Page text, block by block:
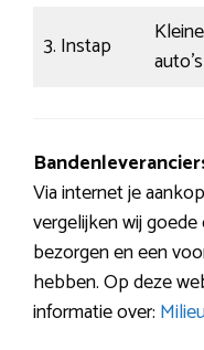
3. Instap
Kleine
auto’s
Via internet je
vergelijken wij
bezorgen en een
hebben. Op deze
informatie over: